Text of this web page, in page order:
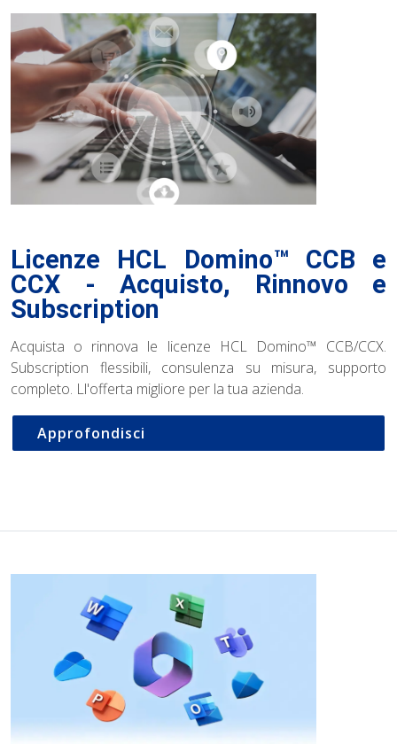
Licenze HCL Domino™ CCB e
CCX - Acquisto, Rinnovo e
Subscription
Acquista o rinnova le licenze HCL Domino™ CCB/CCX.
Subscription flessibili, consulenza su misura, supporto
completo. Ll'offerta migliore per la tua azienda.
Approfondisci